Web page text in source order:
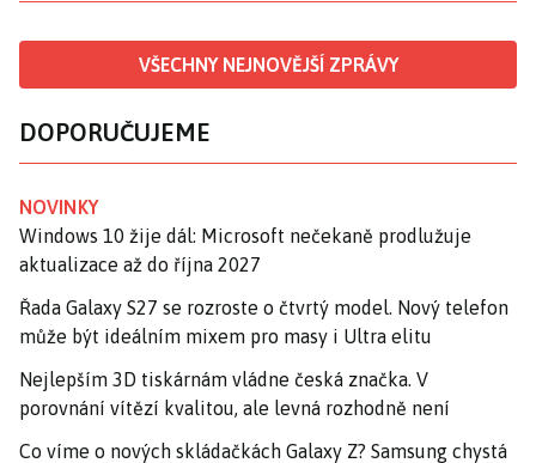
VŠECHNY NEJNOVĚJŠÍ ZPRÁVY
DOPORUČUJEME
NOVINKY
Windows 10 žije dál: Microsoft nečekaně prodlužuje
aktualizace až do října 2027
Řada Galaxy S27 se rozroste o čtvrtý model. Nový telefon
může být ideálním mixem pro masy i Ultra elitu
Nejlepším 3D tiskárnám vládne česká značka. V
porovnání vítězí kvalitou, ale levná rozhodně není
Co víme o nových skládačkách Galaxy Z? Samsung chystá